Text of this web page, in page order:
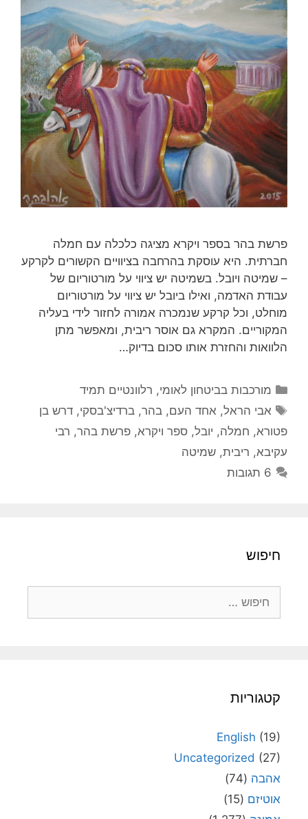
פרשת בהר בספר ויקרא מציגה כלכלה עם חמלה
חברתית. היא עוסקת בהרחבה בציוויים הקשורים לקרקע
– שמיטה ויובל. בשמיטה יש ציווי על מורטוריום של
עבודת האדמה, ואילו ביובל יש ציווי על מורטוריום
מוחלט, וכל קרקע שנמכרה אמורה לחזור לידי בעליה
המקוריים. המקרא גם אוסר ריבית, ומאפשר מתן
הלוואות והחזרת אותו סכום בדיוק…
קטגוריות
מורכבות בביטחון לאומי, רלוונטיים תמיד
תגיות
אבי הראל, אחד העם,בהר,ברדיצ'בסקי,דרש בן
פטורא, חמלה, יובל, ספר ויקרא, פרשת בהר, רבי
עקיבא, ריבית, שמיטה
6 תגובות
חיפוש
קטגוריות
English (19)
Uncategorized (27)
אהבה (74)
אוטיזם (15)